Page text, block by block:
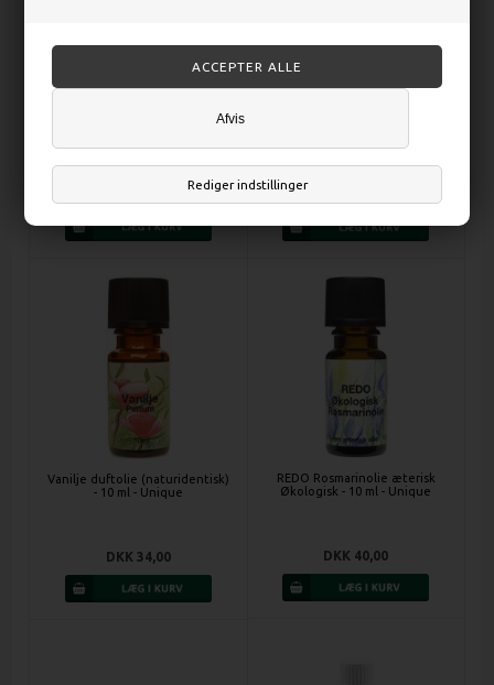
Rediger indstillinger
Afvis
Sheasmør Økologisk - 500 gram
Vanilje duftolie (naturidentisk)
- 10 ml - Unique
DKK 34,00
REDO Rosmarinolie æterisk
Økologisk - 10 ml - Unique
DKK 40,00